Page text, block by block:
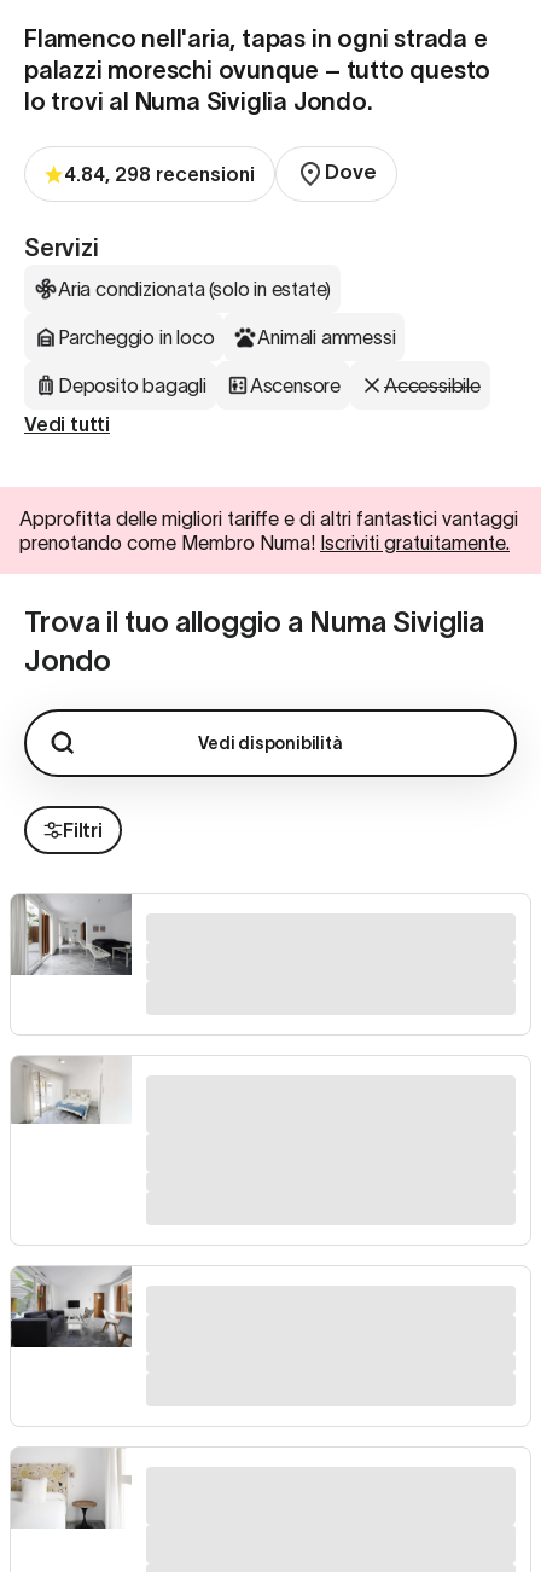
Flamenco nell'aria, tapas in ogni strada e
palazzi moreschi ovunque – tutto questo
lo trovi al Numa Siviglia Jondo.
4.84, 298 recensioni Dove
Servizi
Aria condizionata (solo in estate)
Parcheggio in loco Animali ammessi
Deposito bagagli Ascensore
Accessibile
Vedi tutti
Approfitta delle migliori tariffe e di altri fantastici vantaggi
prenotando come Membro Numa! Iscriviti gratuitamente.
Trova il tuo alloggio a Numa Siviglia
Jondo
Vedi disponibilità
Filtri